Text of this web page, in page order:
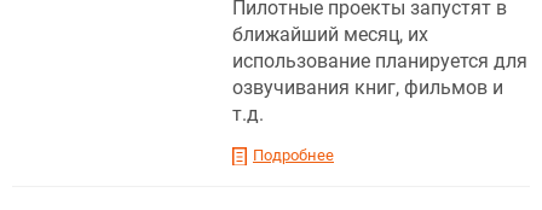
Пилотные проекты запустят в
ближайший месяц, их
использование планируется для
озвучивания книг, фильмов и
т.д.
Подробнее